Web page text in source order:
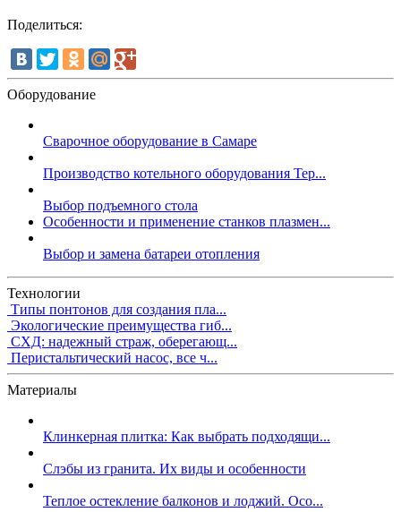
Поделиться:
Оборудование
Сварочное оборудование в Самаре
Производство котельного оборудования Тер...
Выбор подъемного стола
Особенности и применение станков плазмен...
Выбор и замена батареи отопления
Технологии
Типы понтонов для создания пла...
Экологические преимущества гиб...
СХД: надежный страж, оберегающ...
Перистальтический насос, все ч...
Материалы
Клинкерная плитка: Как выбрать подходящи...
Слэбы из гранита. Их виды и особенности
Теплое остекление балконов и лоджий. Осо...